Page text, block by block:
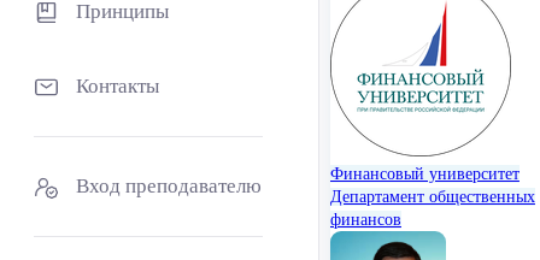
Принципы
Контакты
Вход преподавателю
Финансовый университет
Департамент общественных
финансов